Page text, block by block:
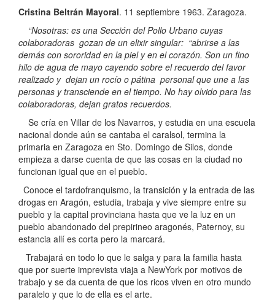
Cristina Beltrán Mayoral. 11 septiembre 1963. Zaragoza.
“Nosotras: es una Sección del Pollo Urbano cuyas
colaboradoras gozan de un elixir singular: “abrirse a las
demás con sororidad en la piel y en el corazón. Son un fino
hilo de agua de mayo cayendo sobre el recuerdo del favor
realizado y dejan un rocío o pátina personal que une a las
personas y transciende en el tiempo. No hay olvido para las
colaboradoras, dejan gratos recuerdos.
Se cría en Villar de los Navarros, y estudia en una escuela
nacional donde aún se cantaba el caralsol, termina la
primaria en Zaragoza en Sto. Domingo de Silos, donde
empieza a darse cuenta de que las cosas en la ciudad no
funcionan igual que en el pueblo.
Conoce el tardofranquismo, la transición y la entrada de las
drogas en Aragón, estudia, trabaja y vive siempre entre su
pueblo y la capital provinciana hasta que ve la luz en un
pueblo abandonado del prepirineo aragonés, Paternoy, su
estancia allí es corta pero la marcará.
Trabajará en todo lo que le salga y para la familia hasta
que por suerte imprevista viaja a NewYork por motivos de
trabajo y se da cuenta de que los ricos viven en otro mundo
paralelo y que lo de ella es el arte.